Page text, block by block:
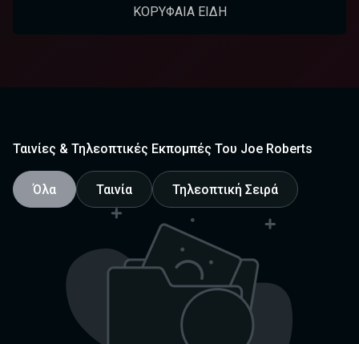
ΚΟΡΥΦΑΊΑ ΕΊΔΗ
Ταινίες & Τηλεοπτικές Εκπομπές Του Joe Roberts
Όλα Ταινία Τηλεοπτική Σειρά